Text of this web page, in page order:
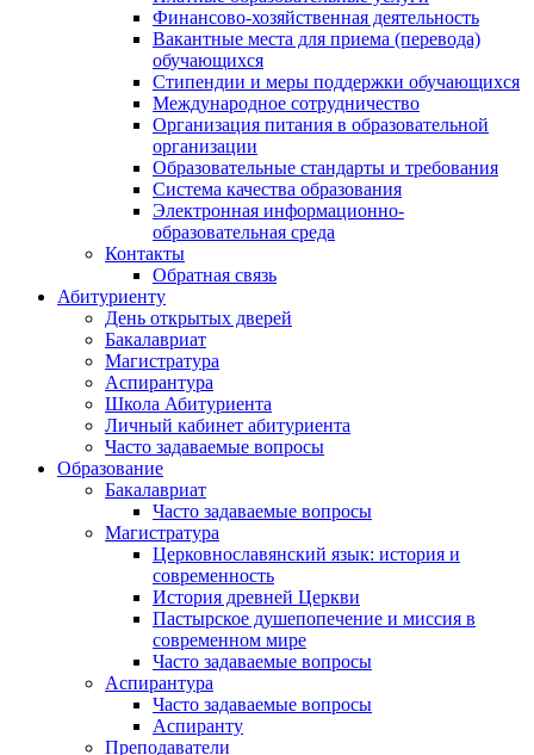
Финансово-хозяйственная деятельность
Вакантные места для приема (перевода)
обучающихся
Стипендии и меры поддержки обучающихся
Международное сотрудничество
Организация питания в образовательной
организации
Образовательные стандарты и требования
Система качества образования
Электронная информационно-
образовательная среда
Контакты
Обратная связь
Абитуриенту
День открытых дверей
Бакалавриат
Магистратура
Аспирантура
Школа Абитуриента
Личный кабинет абитуриента
Часто задаваемые вопросы
Образование
Бакалавриат
Часто задаваемые вопросы
Магистратура
Церковнославянский язык: история и
современность
История древней Церкви
Пастырское душепопечение и миссия в
современном мире
Часто задаваемые вопросы
Аспирантура
Часто задаваемые вопросы
Аспиранту
Преподаватели